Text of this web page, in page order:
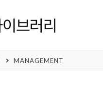
MANAGEMENT